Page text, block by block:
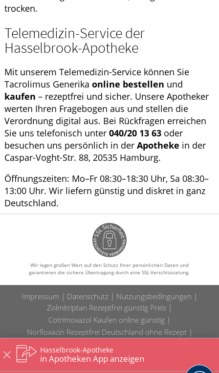
trocken.
Telemedizin-Service der
Hasselbrook-Apotheke
Mit unserem Telemedizin-Service können Sie
Tacrolimus Generika online bestellen und
kaufen – rezeptfrei und sicher. Unsere Apotheker
werten Ihren Fragebogen aus und stellen die
Verordnung digital aus. Bei Rückfragen erreichen
Sie uns telefonisch unter 040/20 13 63 oder
besuchen uns persönlich in der Apotheke in der
Caspar-Voght-Str. 88, 20535 Hamburg.
Öffnungszeiten: Mo–Fr 08:30–18:30 Uhr, Sa 08:30–
13:00 Uhr. Wir liefern günstig und diskret in ganz
Deutschland.
Wir legen großen Wert auf den Schutz Ihrer persönlichen Daten und
garantieren die sichere Übertragung durch eine SSL-Verschlüsselung.
Impressum Datenschutz
Nutzungsbedingungen
Zolmitriptan Rezeptfrei günstig Preis
Cotrimoxazol Kaufen online günstig
Norfloxacin Rezeptfrei Deutschland ohne Rezept
Clopidogrel Kaufen Apotheke günstig
Cytotec Kaufen ohne Rezept Deutschland
Hasselbrook-Apotheke
in Apotheken App anzeigen